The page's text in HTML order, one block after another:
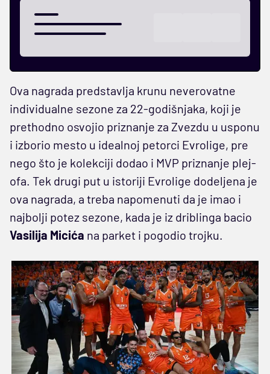
Ova nagrada predstavlja krunu neverovatne
individualne sezone za 22-godišnjaka, koji je
prethodno osvojio priznanje za Zvezdu u usponu
i izborio mesto u idealnoj petorci Evrolige, pre
nego što je kolekciji dodao i MVP priznanje plej-
ofa. Tek drugi put u istoriji Evrolige dodeljena je
ova nagrada, a treba napomenuti da je imao i
najbolji potez sezone, kada je iz driblinga bacio
Vasilija Micića na parket i pogodio trojku.